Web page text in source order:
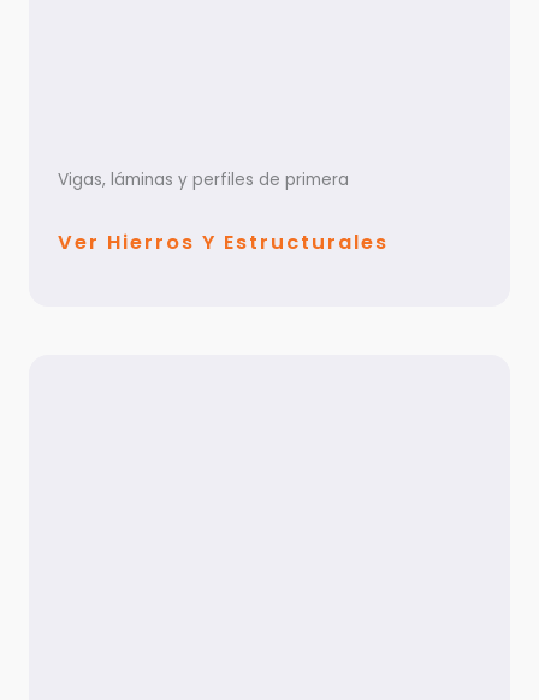
Vigas, láminas y perfiles de primera
Ver Hierros Y Estructurales